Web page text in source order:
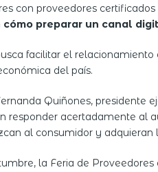
con proveedores
cómo preparar un canal
facilitar el
del país.
Quiñones, presidente
responder acertadamente al
al consumidor y adquieran
la Feria de